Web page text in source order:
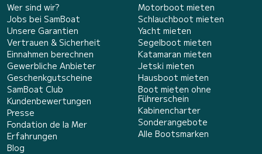
Wer sind wir?
Jobs bei SamBoat
Unsere Garantien
Vertrauen & Sicherheit
Einnahmen berechnen
Gewerbliche Anbieter
Geschenkgutscheine
SamBoat Club
Kundenbewertungen
Presse
Fondation de la Mer
Erfahrungen
Blog
Motorboot mieten
Schlauchboot mieten
Yacht mieten
Segelboot mieten
Katamaran mieten
Jetski mieten
Hausboot mieten
Boot mieten ohne
Führerschein
Kabinencharter
Sonderangebote
Alle Bootsmarken